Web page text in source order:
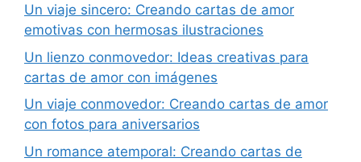
Un viaje sincero: Creando cartas de amor
emotivas con hermosas ilustraciones
Un lienzo conmovedor: Ideas creativas para
cartas de amor con imágenes
Un viaje conmovedor: Creando cartas de amor
con fotos para aniversarios
Un romance atemporal: Creando cartas de